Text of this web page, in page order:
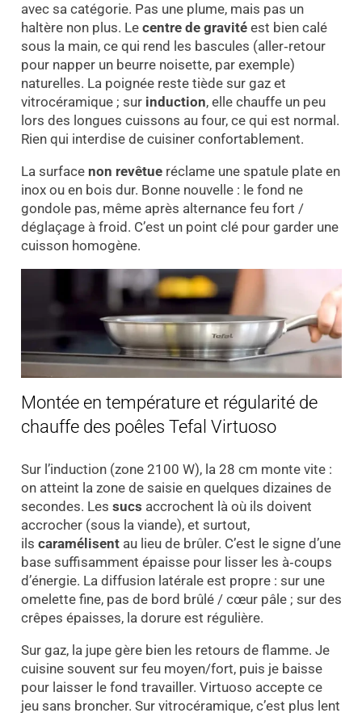
avec sa catégorie. Pas une plume, mais pas un
haltère non plus. Le centre de gravitéest bien calé
sous la main, ce qui rend les bascules (aller‑retour
pour napper un beurre noisette, par exemple)
naturelles. La poignée reste tiède sur gaz et
vitrocéramique ; sur induction, elle chauffe un peu
lors des longues cuissons au four, ce qui est normal.
Rien qui interdise de cuisiner confortablement.
La surface non revêtueréclame une spatule plate en
inox ou en bois dur. Bonne nouvelle : le fond ne
gondole pas, même après alternance feu fort /
déglaçage à froid. C’est un point clé pour garder une
cuisson homogène.
Montée en température et régularité de
chauffe des poêles Tefal Virtuoso
Sur l’induction (zone 2100 W), la 28 cm monte vite :
on atteint la zone de saisie en quelques dizaines de
secondes. Les sucs accrochent là où ils doivent
accrocher (sous la viande), et surtout,
ils caramélisentau lieu de brûler. C’est le signe d’une
base suffisamment épaisse pour lisser les à‑coups
d’énergie. La diffusion latérale est propre : sur une
omelette fine, pas de bord brûlé / cœur pâle ; sur des
crêpes épaisses, la dorure est régulière.
Sur gaz, la jupe gère bien les retours de flamme. Je
cuisine souvent sur feu moyen/fort, puis je baisse
pour laisser le fond travailler. Virtuoso accepte ce
jeu sans broncher. Sur vitrocéramique, c’est plus lent